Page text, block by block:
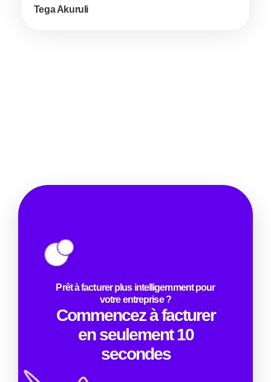
Tega Akuruli
Prêt à facturer plus intelligemment pour
votre entreprise ?
Commencez à facturer
en seulement 10
secondes